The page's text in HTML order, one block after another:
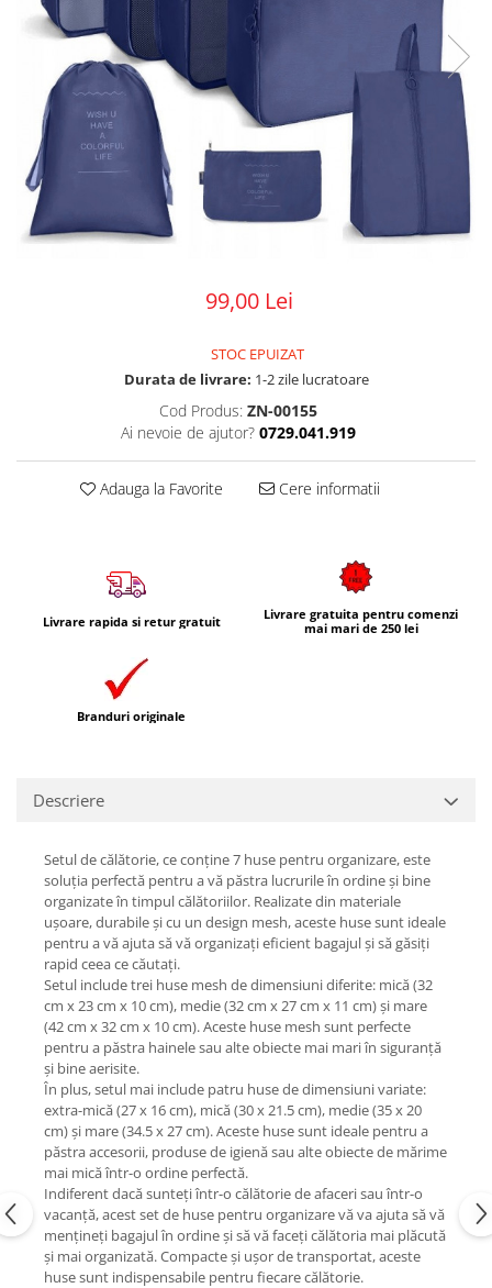
99,00 Lei
STOC EPUIZAT
Durata de livrare: 1-2 zile lucratoare
Cod Produs: ZN-00155
Ai nevoie de ajutor? 0729.041.919
Adauga la Favorite Cere informatii
Livrare rapida si retur gratuit
Livrare gratuita pentru comenzi
mai mari de 250 lei
Branduri originale
Descriere
Setul de călătorie, ce conține 7 huse pentru organizare, este
soluția perfectă pentru a vă păstra lucrurile în ordine și bine
organizate în timpul călătoriilor. Realizate din materiale
ușoare, durabile și cu un design mesh, aceste huse sunt ideale
pentru a vă ajuta să vă organizați eficient bagajul și să găsiți
rapid ceea ce căutați.
Setul include trei huse mesh de dimensiuni diferite: mică (32
cm x 23 cm x 10 cm), medie (32 cm x 27 cm x 11 cm) și mare
(42 cm x 32 cm x 10 cm). Aceste huse mesh sunt perfecte
pentru a păstra hainele sau alte obiecte mai mari în siguranță
și bine aerisite.
În plus, setul mai include patru huse de dimensiuni variate:
extra-mică (27 x 16 cm), mică (30 x 21.5 cm), medie (35 x 20
cm) și mare (34.5 x 27 cm). Aceste huse sunt ideale pentru a
păstra accesorii, produse de igienă sau alte obiecte de mărime
mai mică într-o ordine perfectă.
Indiferent dacă sunteți într-o călătorie de afaceri sau într-o
vacanță, acest set de huse pentru organizare vă va ajuta să vă
mențineți bagajul în ordine și să vă faceți călătoria mai plăcută
și mai organizată. Compacte și ușor de transportat, aceste
huse sunt indispensabile pentru fiecare călătorie.